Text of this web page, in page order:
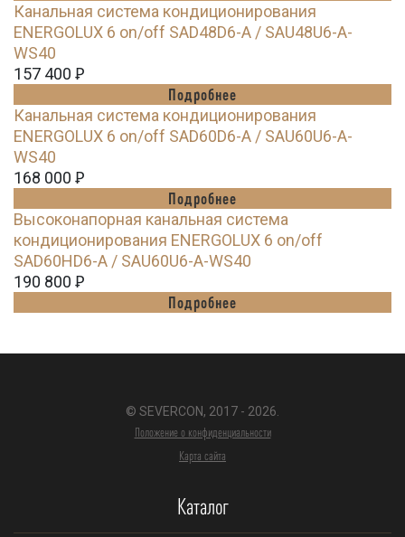
Канальная система кондиционирования
ENERGOLUX 6 on/off SAD48D6-A / SAU48U6-A-
WS40
157 400 Ꝑ
Подробнее
Канальная система кондиционирования
ENERGOLUX 6 on/off SAD60D6-A / SAU60U6-A-
WS40
168 000 Ꝑ
Подробнее
Высоконапорная канальная система
кондиционирования ENERGOLUX 6 on/off
SAD60HD6-A / SAU60U6-A-WS40
190 800 Ꝑ
Подробнее
© SEVERCON, 2017 - 2026.
Положение о конфиденциальности
Карта сайта
Каталог